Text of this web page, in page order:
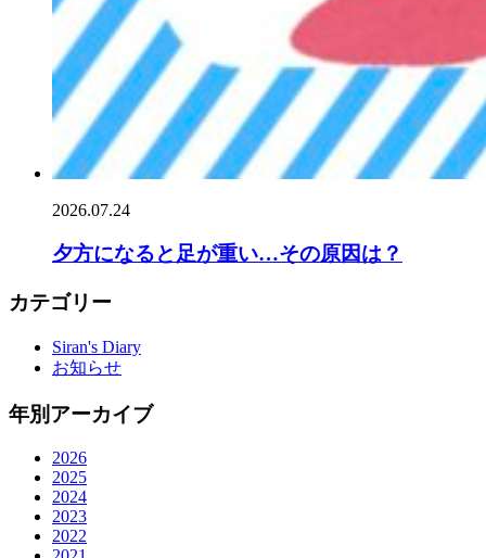
2026.07.24
夕方になると足が重い…その原因は？
カテゴリー
Siran's Diary
お知らせ
年別アーカイブ
2026
2025
2024
2023
2022